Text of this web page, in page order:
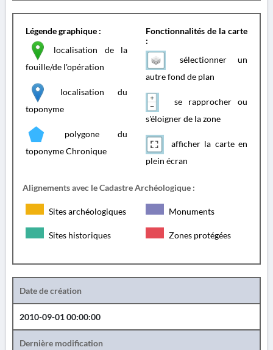
Légende graphique :
localisation de la
fouille/de l'opération
localisation du
toponyme
polygone du
toponyme Chronique
Fonctionnalités de la carte
:
sélectionner un
autre fond de plan
se rapprocher ou
s'éloigner de la zone
afficher la carte en
plein écran
Alignements avec le Cadastre Archéologique :
Sites archéologiques Monuments
Sites historiques Zones protégées
Date de création
2010-09-01 00:00:00
Dernière modification